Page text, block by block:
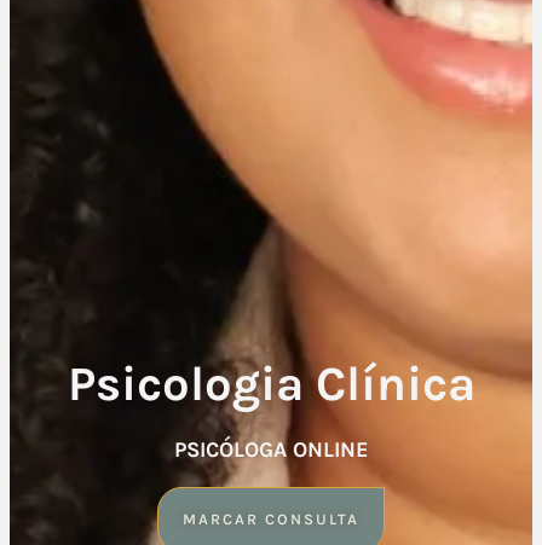
Psicologia Clínica
PSICÓLOGA ONLINE
MARCAR CONSULTA